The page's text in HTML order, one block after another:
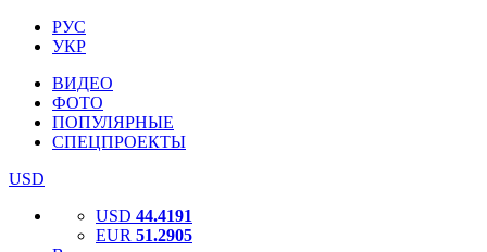
РУС
УКР
ВИДЕО
ФОТО
ПОПУЛЯРНЫЕ
СПЕЦПРОЕКТЫ
USD
USD 44.4191
EUR 51.2905